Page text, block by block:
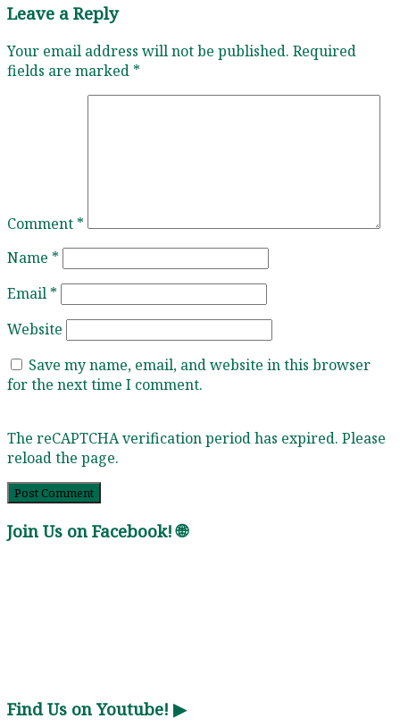
Leave a Reply
Your email address will not be published. Required
fields are marked *
Comment *
Name *
Email *
Website
Save my name, email, and website in this browser
for the next time I comment.
The reCAPTCHA verification period has expired. Please
reload the page.
Join Us on Facebook! 🌐
Find Us on Youtube! ▶